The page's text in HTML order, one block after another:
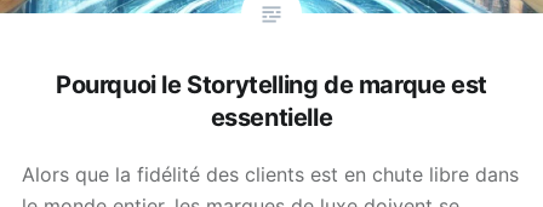
Pourquoi le Storytelling de marque est
essentielle
Alors que la fidélité des clients est en chute libre dans